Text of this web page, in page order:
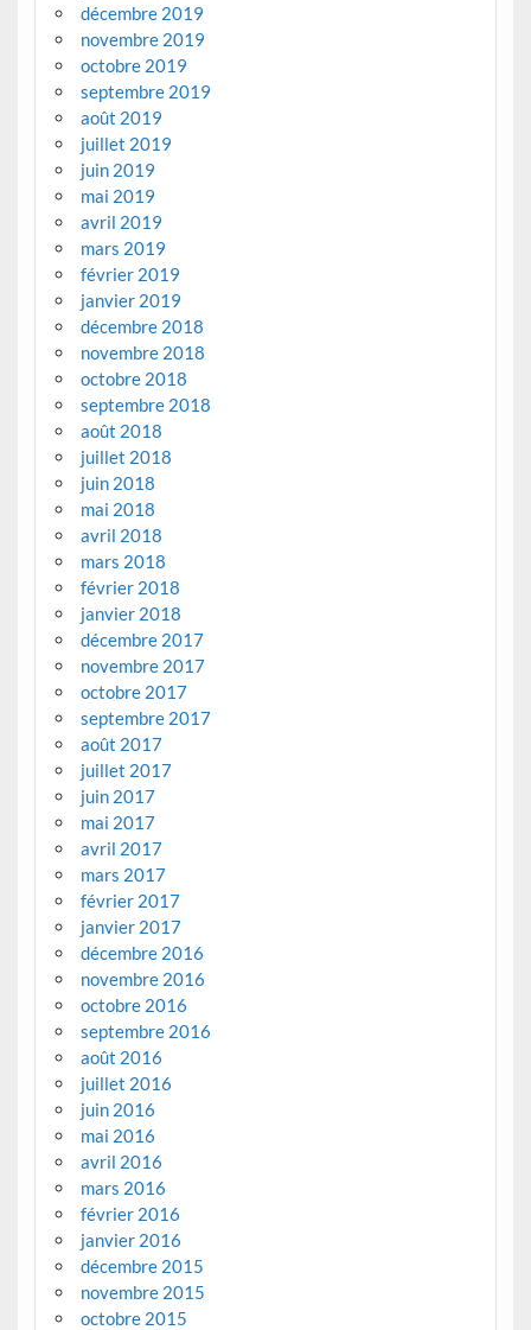
décembre 2019
novembre 2019
octobre 2019
septembre 2019
août 2019
juillet 2019
juin 2019
mai 2019
avril 2019
mars 2019
février 2019
janvier 2019
décembre 2018
novembre 2018
octobre 2018
septembre 2018
août 2018
juillet 2018
juin 2018
mai 2018
avril 2018
mars 2018
février 2018
janvier 2018
décembre 2017
novembre 2017
octobre 2017
septembre 2017
août 2017
juillet 2017
juin 2017
mai 2017
avril 2017
mars 2017
février 2017
janvier 2017
décembre 2016
novembre 2016
octobre 2016
septembre 2016
août 2016
juillet 2016
juin 2016
mai 2016
avril 2016
mars 2016
février 2016
janvier 2016
décembre 2015
novembre 2015
octobre 2015